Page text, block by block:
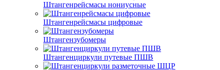
Штангенрейсмасы нониусные
Штангенрейсмасы цифровые
Штангензубомеры
Штангенциркули путевые ПШВ